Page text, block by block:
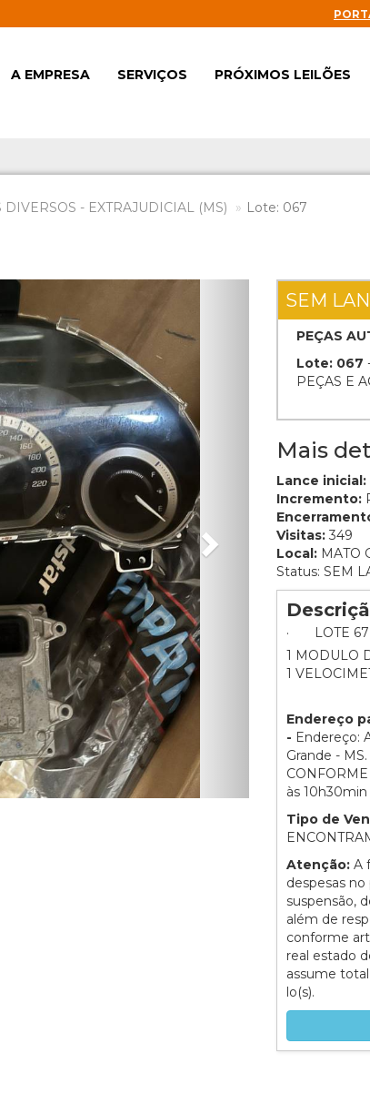
A EMPRESA SERVIÇOS PRÓXIMOS LEILÕES
- EXTRAJUDICIAL (MS) Lote: 067
SEM
PEÇAS
Lote: 067
PEÇAS E
Mais
Lance inicial:
Incremento:
Visitas: 349
Local: MATO
Status: SEM
· LOTE 67
1 MODULO
1
Endereço
- Endereço:
Grande - MS.
às
Tipo de
Atenção: A
despesas
suspensão,
além de
conforme
real estado
assume
lo(s).